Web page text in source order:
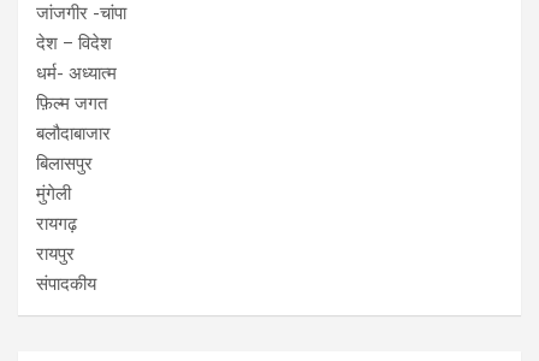
जांजगीर -चांपा
देश – विदेश
धर्म- अध्यात्म
फ़िल्म जगत
बलौदाबाजार
बिलासपुर
मुंगेली
रायगढ़
रायपुर
संपादकीय